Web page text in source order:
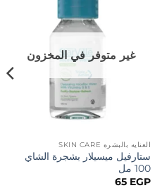
غير متوفر في المخزون
العنايه بالبشره SKIN CARE
ستارفيل ميسيلار بشجرة الشاي
100 مل
65 EGP